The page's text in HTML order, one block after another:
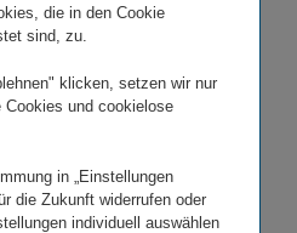
die in den Cookie
sind, zu.
klicken, setzen wir nur
und cookielose
in „Einstellungen
die Zukunft widerrufen oder
individuell auswählen